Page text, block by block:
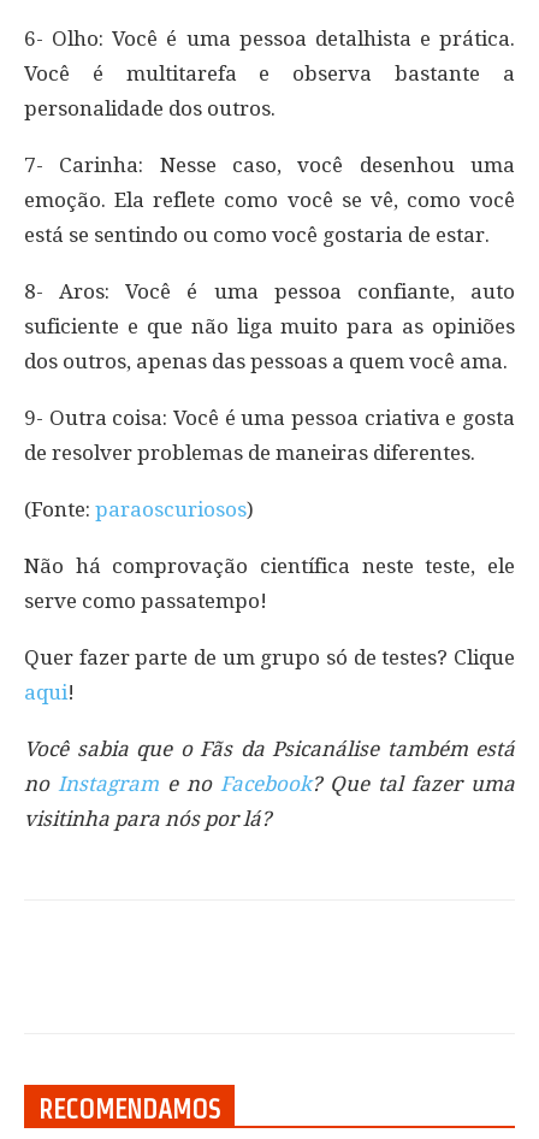
6- Olho: Você é uma pessoa detalhista e prática.
Você é multitarefa e observa bastante a
personalidade dos outros.
7- Carinha: Nesse caso, você desenhou uma
emoção. Ela reflete como você se vê, como você
está se sentindo ou como você gostaria de estar.
8- Aros: Você é uma pessoa confiante, auto
suficiente e que não liga muito para as opiniões
dos outros, apenas das pessoas a quem você ama.
9- Outra coisa: Você é uma pessoa criativa e gosta
de resolver problemas de maneiras diferentes.
(Fonte: paraoscuriosos)
Não há comprovação científica neste teste, ele
serve como passatempo!
Quer fazer parte de um grupo só de testes? Clique
aqui!
Você sabia que o Fãs da Psicanálise também está
no Instagrame no Facebook? Que tal fazer uma
visitinha para nós por lá?
RECOMENDAMOS